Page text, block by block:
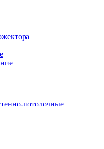
потолочные